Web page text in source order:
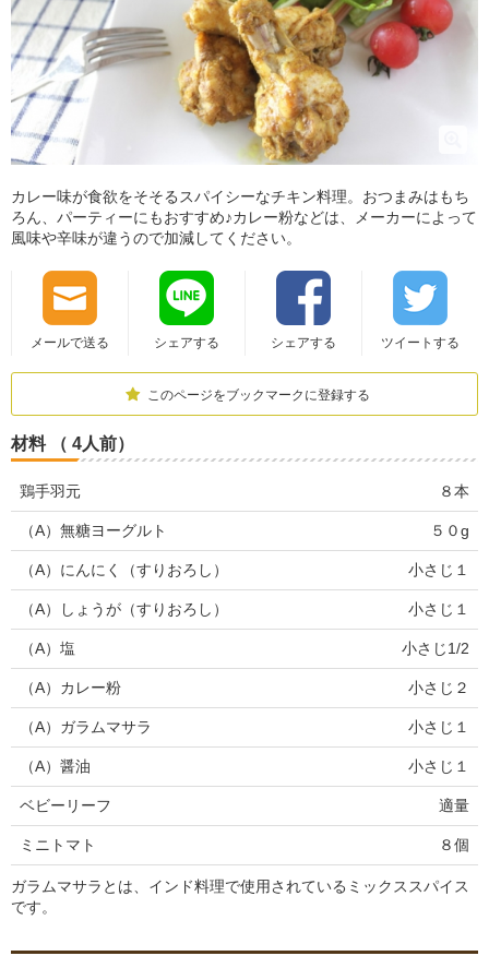
カレー味が食欲をそそるスパイシーなチキン料理。おつまみはもち
ろん、パーティーにもおすすめ♪カレー粉などは、メーカーによって
風味や辛味が違うので加減してください。
メールで送る シェアする シェアする ツイートする
このページをブックマークに登録する
材料 （ 4人前）
鶏手羽元 ８本
（A）無糖ヨーグルト ５０g
（A）にんにく（すりおろし） 小さじ１
（A）しょうが（すりおろし） 小さじ１
（A）塩 小さじ1/2
（A）カレー粉 小さじ２
（A）ガラムマサラ 小さじ１
（A）醤油 小さじ１
ベビーリーフ 適量
ミニトマト ８個
ガラムマサラとは、インド料理で使用されているミックススパイス
です。